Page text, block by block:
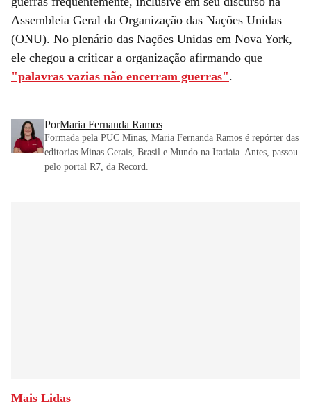
Assembleia Geral da Organização das Nações Unidas
(ONU). No plenário das Nações Unidas em Nova York,
ele chegou a criticar a organização afirmando que
"palavras vazias não encerram guerras".
PorMaria Fernanda Ramos
Formada pela PUC Minas, Maria Fernanda Ramos é repórter das
editorias Minas Gerais, Brasil e Mundo na Itatiaia. Antes, passou
pelo portal R7, da Record.
Mais Lidas